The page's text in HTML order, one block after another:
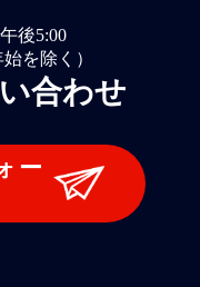
後5:00
を除く）
合わせ
ー